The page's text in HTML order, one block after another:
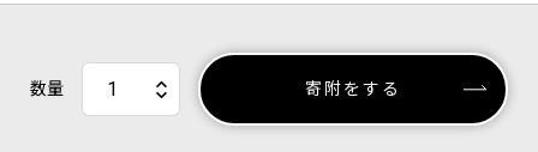
数量 寄附をする